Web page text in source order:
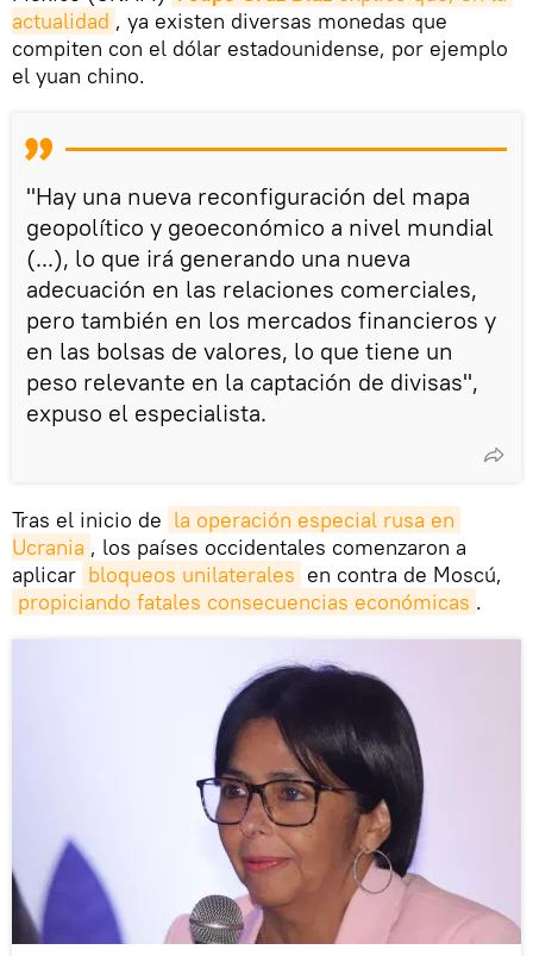
actualidad , ya existen diversas monedas que
compiten con el dólar estadounidense, por ejemplo
el yuan chino.
"Hay una nueva reconfiguración del mapa
geopolítico y geoeconómico a nivel mundial
(...), lo que irá generando una nueva
adecuación en las relaciones comerciales,
pero también en los mercados financieros y
en las bolsas de valores, lo que tiene un
peso relevante en la captación de divisas",
expuso el especialista.
Tras el inicio de la operación especial rusa en
Ucrania , los países occidentales comenzaron a
aplicar bloqueos unilaterales en contra de Moscú,
propiciando fatales consecuencias económicas .